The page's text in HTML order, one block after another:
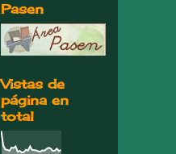
Pasen
Vistas de
página en
total